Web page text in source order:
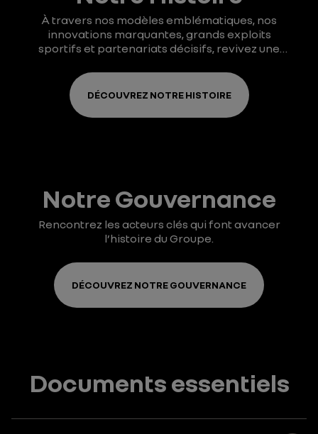
À travers nos modèles emblématiques, nos
innovations marquantes, grands exploits
sportifs et partenariats décisifs, revivez une
commun.
DÉCOUVREZ NOTRE HISTOIRE
Notre Gouvernance
Rencontrez les acteurs clés qui font avancer
l’histoire du Groupe.
DÉCOUVREZ NOTRE GOUVERNANCE
Documents essentiels